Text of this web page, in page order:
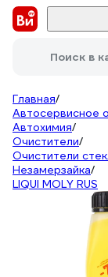
Поиск в
Главная/
Автосервисное
Автохимия/
Очистители/
Очистители
Незамерзайка/
LIQUI MOLY RUS